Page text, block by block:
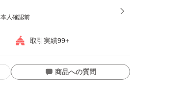
本人確認前
取引実績99+
商品への質問